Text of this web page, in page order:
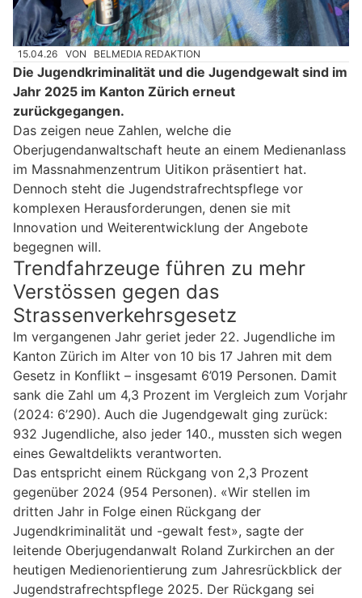
15.04.26 VON BELMEDIA REDAKTION
Die Jugendkriminalität und die Jugendgewalt sind im
Jahr 2025 im Kanton Zürich erneut
zurückgegangen.
Das zeigen neue Zahlen, welche die
Oberjugendanwaltschaft heute an einem Medienanlass
im Massnahmenzentrum Uitikon präsentiert hat.
Dennoch steht die Jugendstrafrechtspflege vor
komplexen Herausforderungen, denen sie mit
Innovation und Weiterentwicklung der Angebote
begegnen will.
Trendfahrzeuge führen zu mehr
Verstössen gegen das
Strassenverkehrsgesetz
Im vergangenen Jahr geriet jeder 22. Jugendliche im
Kanton Zürich im Alter von 10 bis 17 Jahren mit dem
Gesetz in Konflikt – insgesamt 6’019 Personen. Damit
sank die Zahl um 4,3 Prozent im Vergleich zum Vorjahr
(2024: 6’290). Auch die Jugendgewalt ging zurück:
932 Jugendliche, also jeder 140., mussten sich wegen
eines Gewaltdelikts verantworten.
Das entspricht einem Rückgang von 2,3 Prozent
gegenüber 2024 (954 Personen). «Wir stellen im
dritten Jahr in Folge einen Rückgang der
Jugendkriminalität und -gewalt fest», sagte der
leitende Oberjugendanwalt Roland Zurkirchen an der
heutigen Medienorientierung zum Jahresrückblick der
Jugendstrafrechtspflege 2025. Der Rückgang sei